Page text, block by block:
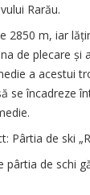
Rarău.
2850 m, iar
de plecare și
a acestui
se încadreze
Pârtia de ski
pârtia de schi